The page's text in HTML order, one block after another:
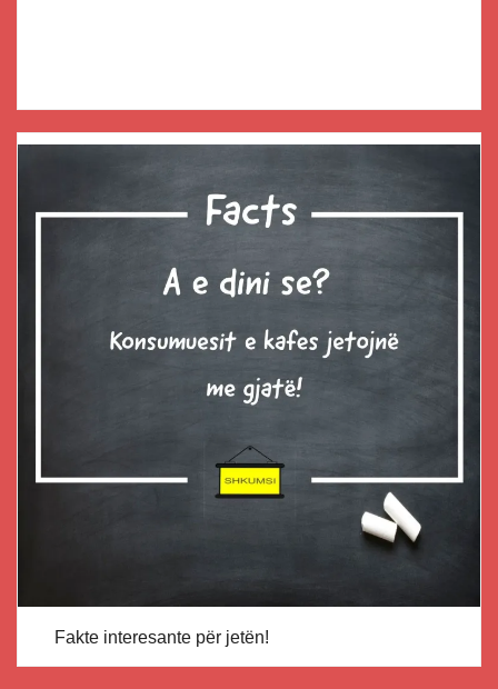
Fakte interesante për jetën!